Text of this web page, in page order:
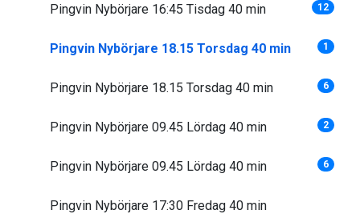
Pingvin Nybörjare 16:45 Tisdag 40 min 12
Pingvin Nybörjare 18.15 Torsdag 40 min 1
Pingvin Nybörjare 18.15 Torsdag 40 min 6
Pingvin Nybörjare 09.45 Lördag 40 min 2
Pingvin Nybörjare 09.45 Lördag 40 min 6
Pingvin Nybörjare 17:30 Fredag 40 min